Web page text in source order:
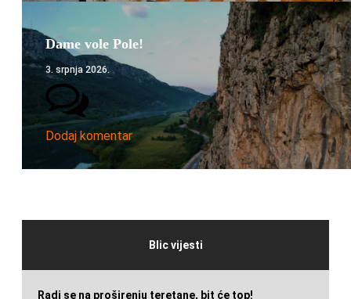
Dame vole Pole!
3. srpnja 2026.
Dodaj komentar
Blic vijesti
Radi se na proširenju teretane, bit će top!